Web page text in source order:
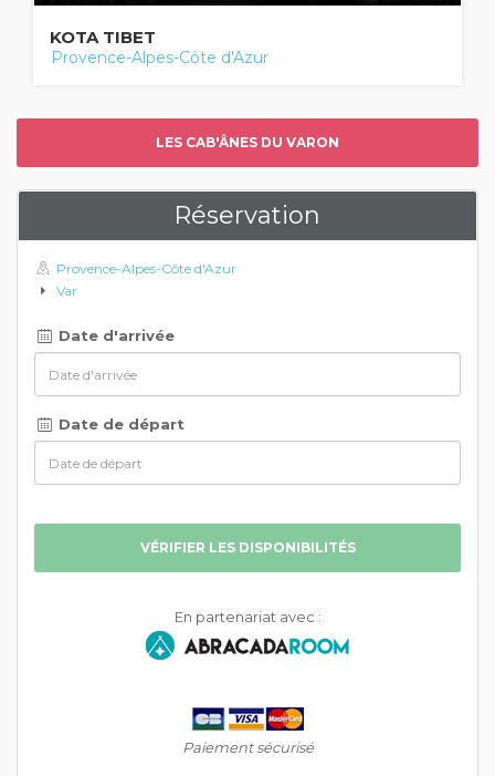
KOTA TIBET
Provence-Alpes-Côte d'Azur
LES CAB'ÂNES DU VARON
Réservation
Provence-Alpes-Côte d'Azur
Var
Date d'arrivée
Date de départ
VÉRIFIER LES DISPONIBILITÉS
En partenariat avec :
Paiement sécurisé